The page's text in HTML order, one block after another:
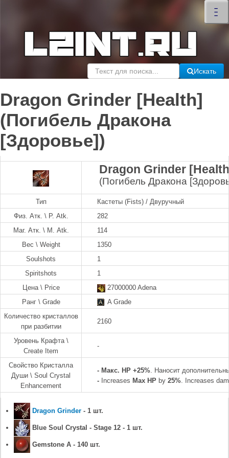
–
–
–
×
Искать
Dragon Grinder [Health]
(Погибель Дракона
[Здоровье])
Dragon Grinder
(Погибель Дракона
Тип
Кастеты (Fists) / Двуручный
Физ. Атк. \ P. Atk.
282
Маг. Атк. \ M. Atk.
114
Вес \ Weight
1350
Soulshots
1
Spiritshots
1
Цена \ Price
27000000 Adena
Ранг \ Grade
A Grade
Количество кристаллов
при разбитии
2160
Уровень Крафта \
Create Item
-
Свойство Кристалла
Души \ Soul Crystal
Enhancement
- Макс. HP +25%. Наносит
- Increases Max HP by 25%. Increases
Dragon Grinder - 1 шт.
Blue Soul Crystal - Stage 12 - 1 шт.
Gemstone A - 140 шт.